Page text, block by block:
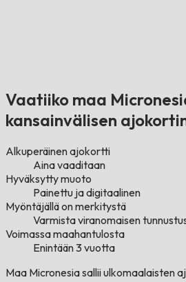
Vaatiiko maa
kansainvälisen
Alkuperäinen ajokortti
Aina vaaditaan
Hyväksytty muoto
Painettu ja digitaalinen
Myöntäjällä on merkitystä
Varmista viranomaisen
Voimassa maahantulosta
Enintään 3 vuotta
Maa Micronesia sallii ulkomaalaisten